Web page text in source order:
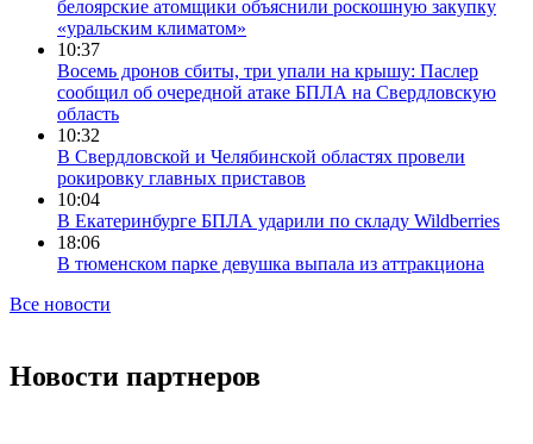
белоярские атомщики объяснили роскошную закупку
«уральским климатом»
10:37
Восемь дронов сбиты, три упали на крышу: Паслер
сообщил об очередной атаке БПЛА на Свердловскую
область
10:32
В Свердловской и Челябинской областях провели
рокировку главных приставов
10:04
В Екатеринбурге БПЛА ударили по складу Wildberries
18:06
В тюменском парке девушка выпала из аттракциона
Все новости
Новости партнеров